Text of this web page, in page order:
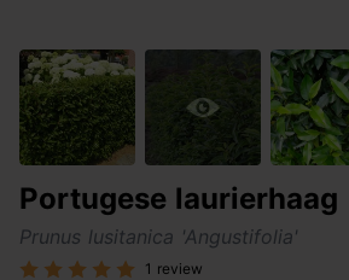
Portugese laurierhaag
Prunus lusitanica 'Angustifolia'
1 review